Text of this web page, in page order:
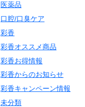
医薬品
口腔/口臭ケア
彩香
彩香オススメ商品
彩香お得情報
彩香からのお知らせ
彩香キャンペーン情報
未分類